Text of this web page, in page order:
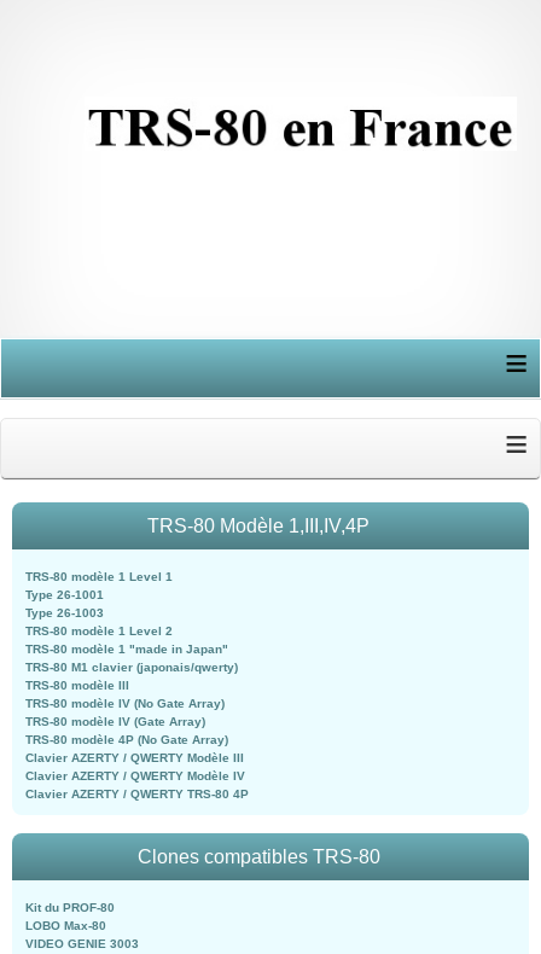
≡
≡
TRS-80 Modèle 1,III,IV,4P
TRS-80 modèle 1 Level 1
Type 26-1001
Type 26-1003
TRS-80 modèle 1 Level 2
TRS-80 modèle 1 "made in Japan"
TRS-80 M1 clavier (japonais/qwerty)
TRS-80 modèle III
TRS-80 modèle IV (No Gate Array)
TRS-80 modèle IV (Gate Array)
TRS-80 modèle 4P (No Gate Array)
Clavier AZERTY / QWERTY Modèle III
Clavier AZERTY / QWERTY Modèle IV
Clavier AZERTY / QWERTY TRS-80 4P
Clones compatibles TRS-80
Kit du PROF-80
LOBO Max-80
VIDEO GENIE 3003